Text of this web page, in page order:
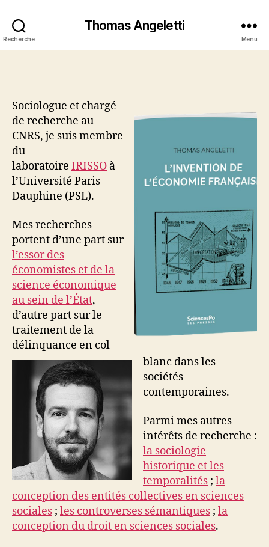
Recherche
Thomas Angeletti
Menu
Sociologue et chargé
de recherche au
CNRS, je suis membre
du
laboratoire IRISSO à
l’Université Paris
Dauphine (PSL).
Mes recherches
portent d’une part sur
l’essor des
économistes et de la
science économique
au sein de l’État,
d’autre part sur le
traitement de la
délinquance en col
blanc dans les
sociétés
contemporaines.
Parmi mes autres
intérêts de recherche :
la sociologie
historique et les
temporalités ; la
conception des entités collectives en sciences
sociales ; les controverses sémantiques ; la
conception du droit en sciences sociales.